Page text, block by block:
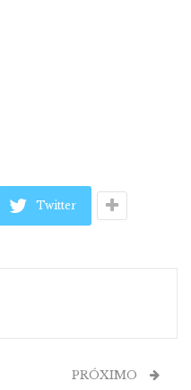
Twitter
PRÓXIMO